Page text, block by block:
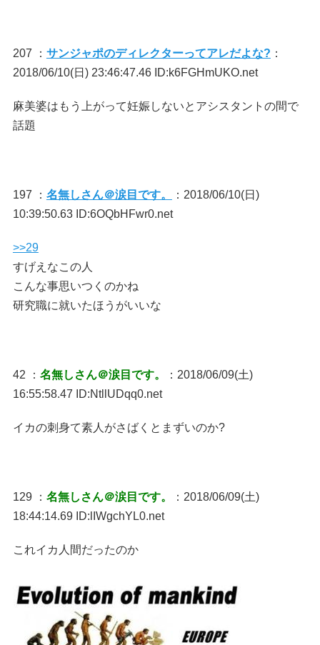
207 ： サンジャポのディレクターってアレだよな? ：
2018/06/10(日) 23:46:47.46 ID:k6FGHmUKO.net
麻美婆はもう上がって妊娠しないとアシスタントの間で
話題
197 ： 名無しさん＠涙目です。
：2018/06/10(日)
10:39:50.63 ID:6OQbHFwr0.net
>>29
すげえなこの人
こんな事思いつくのかね
研究職に就いたほうがいいな
42 ： 名無しさん＠涙目です。
：2018/06/09(土)
16:55:58.47 ID:NtllUDqq0.net
イカの刺身て素人がさばくとまずいのか?
129 ： 名無しさん＠涙目です。
：2018/06/09(土)
18:44:14.69 ID:lIWgchYL0.net
これイカ人間だったのか